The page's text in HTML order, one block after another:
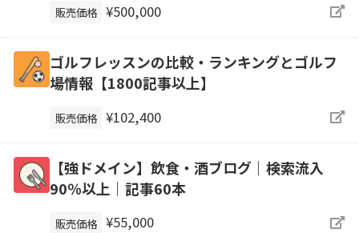
販売価格 ¥500,000
ゴルフレッスンの比較・ランキングとゴルフ
場情報【1800記事以上】
販売価格 ¥102,400
【強ドメイン】飲食・酒ブログ｜検索流入
90％以上｜記事60本
販売価格 ¥55,000